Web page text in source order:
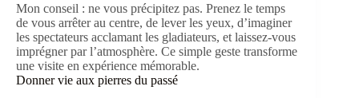
Mon conseil : ne vous précipitez pas. Prenez le temps
de vous arrêter au centre, de lever les yeux, d’imaginer
les spectateurs acclamant les gladiateurs, et laissez-vous
imprégner par l’atmosphère. Ce simple geste transforme
une visite en expérience mémorable.
Donner vie aux pierres du passé